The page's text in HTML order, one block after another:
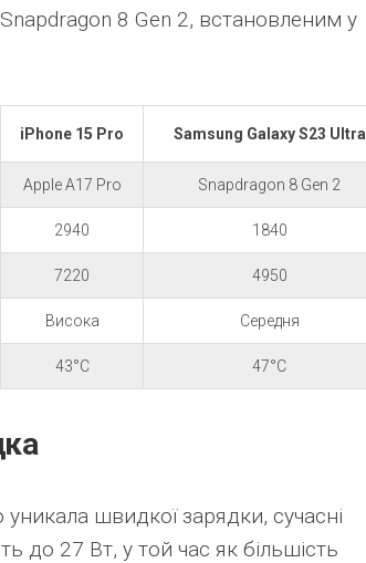
8 Gen 2, встановленим у
iPhone 15 Pro Samsung Galaxy S23 Ultra
Apple A17 Pro Snapdragon 8 Gen 2
2940 1840
7220 4950
Висока Середня
43°C 47°C
швидкої зарядки, сучасні
до 27 Вт, у той час як більшість